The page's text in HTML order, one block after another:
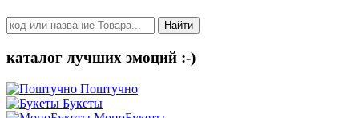
Найти
каталог лучших эмоций :-)
Поштучно
Букеты